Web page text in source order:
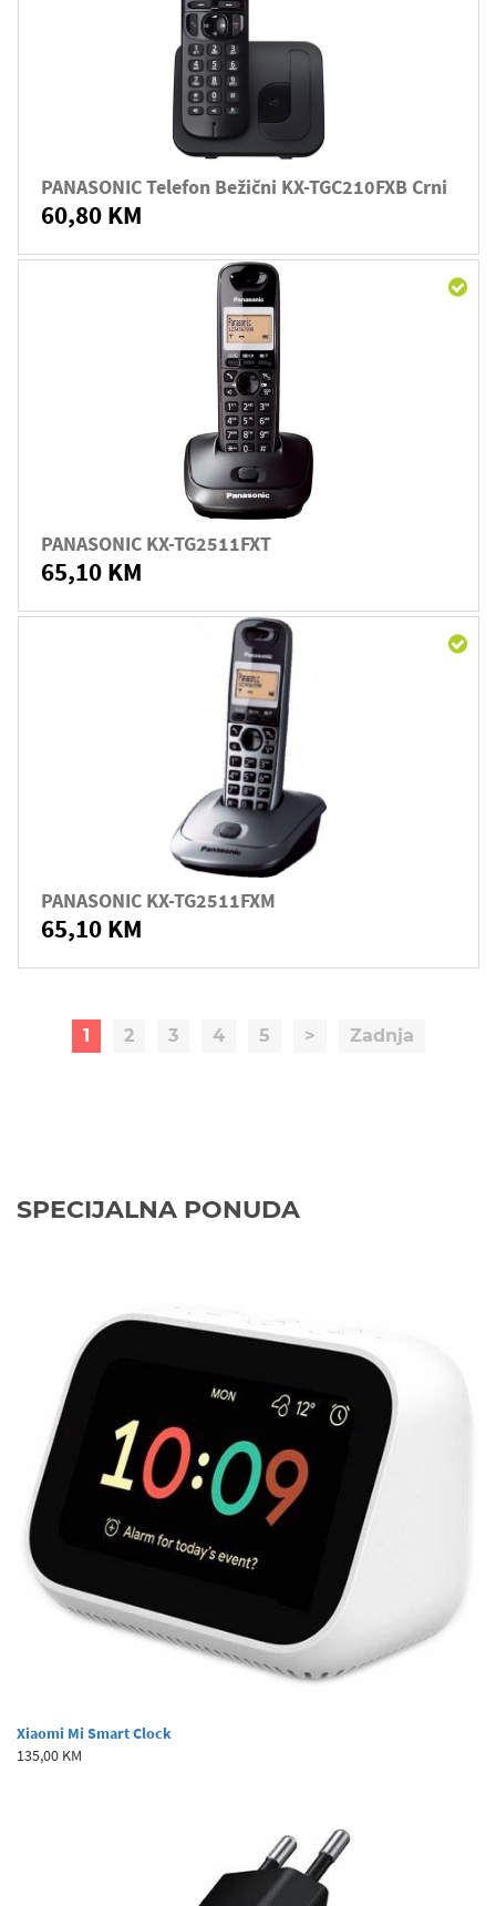
PANASONIC Telefon Bežični KX-TGC210FXB Crni
60,80 KM
PANASONIC KX-TG2511FXT
65,10 KM
PANASONIC KX-TG2511FXM
65,10 KM
1 2 3 4 5 > Zadnja
SPECIJALNA PONUDA
Xiaomi Mi Smart Clock
135,00 KM